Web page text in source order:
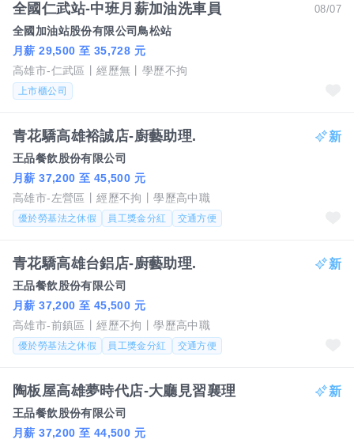
08/07
全國仁武站-中班月薪加油洗車員
全國加油站股份有限公司鳥松站
月薪 29,500 至 35,728 元
高雄市-仁武區
經歷無 學歷不拘
上市櫃公司
青花驕高雄裕誠店-廚藝助理.
王品餐飲股份有限公司
月薪 37,200 至 45,500 元
高雄市-左營區
經歷不拘 學歷高中職
優於勞基法之休假 員工獎金分紅 交通方便
青花驕高雄台鋁店-廚藝助理.
王品餐飲股份有限公司
月薪 37,200 至 45,500 元
高雄市-前鎮區
經歷不拘 學歷高中職
優於勞基法之休假 員工獎金分紅 交通方便
陶板屋高雄夢時代店-大廳見習襄理
王品餐飲股份有限公司
月薪 37,200 至 44,500 元